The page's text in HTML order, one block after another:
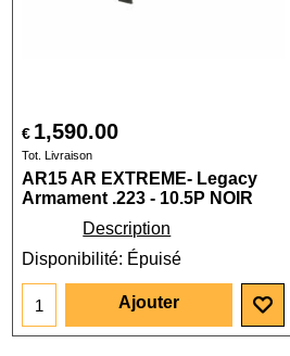
€ 1,590.00
Tot. Livraison
AR15 AR EXTREME- Legacy
Armament .223 - 10.5P NOIR
Description
Disponibilité: Épuisé
Ajouter